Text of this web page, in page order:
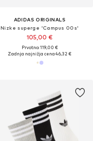
ADIDAS ORIGINALS
Nizke superge 'Campus 00s'
105,00 €
Prvotno: 119,00 €
Zadnja najnižja cena46,32 €